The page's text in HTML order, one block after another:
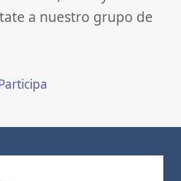
a nuestro grupo de